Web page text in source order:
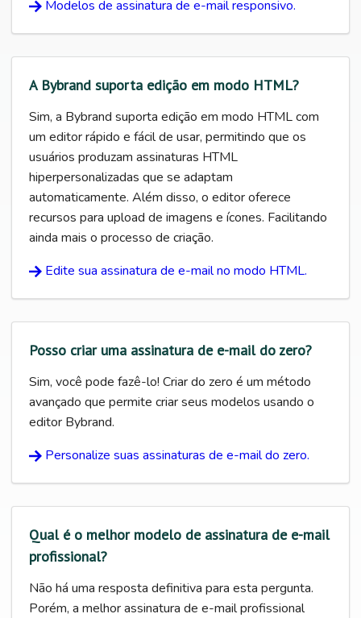
Modelos de assinatura de e-mail responsivo.
A Bybrand suporta edição em modo HTML?
Sim, a Bybrand suporta edição em modo HTML com
um editor rápido e fácil de usar, permitindo que os
usuários produzam assinaturas HTML
hiperpersonalizadas que se adaptam
automaticamente. Além disso, o editor oferece
recursos para upload de imagens e ícones. Facilitando
ainda mais o processo de criação.
Edite sua assinatura de e-mail no modo HTML.
Posso criar uma assinatura de e-mail do zero?
Sim, você pode fazê-lo! Criar do zero é um método
avançado que permite criar seus modelos usando o
editor Bybrand.
Personalize suas assinaturas de e-mail do zero.
Qual é o melhor modelo de assinatura de e-mail
profissional?
Não há uma resposta definitiva para esta pergunta.
Porém, a melhor assinatura de e-mail profissional